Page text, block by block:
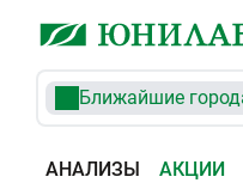
Ближайшие
АНАЛИЗЫ АКЦИИ